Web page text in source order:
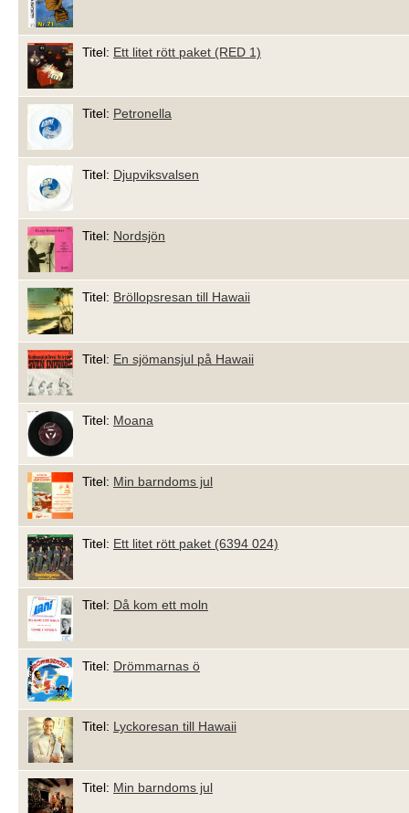
Titel: Ett litet rött paket (RED 1)
Titel: Petronella
Titel: Djupviksvalsen
Titel: Nordsjön
Titel: Bröllopsresan till Hawaii
Titel: En sjömansjul på Hawaii
Titel: Moana
Titel: Min barndoms jul
Titel: Ett litet rött paket (6394 024)
Titel: Då kom ett moln
Titel: Drömmarnas ö
Titel: Lyckoresan till Hawaii
Titel: Min barndoms jul